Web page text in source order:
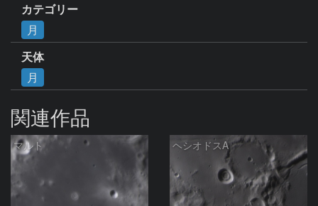
カテゴリー
月
天体
月
関連作品
マルト ヘシオドスA